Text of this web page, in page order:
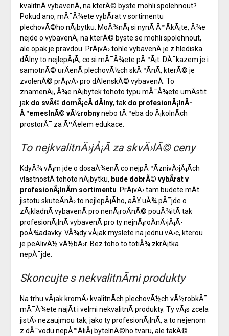
kvalitnÃ­ vybavenÃ­, na kterÃ© byste mohli spolehnout?
Pokud ano, mÅ¯Å¾ete vybÃ­rat v sortimentu
plechovÃ©ho nÃ¡bytku. MoÅ¾nÃ¡ si nynÃ­ Å™Ã­kÃ¡te, Å¾e
nejde o vybavenÃ­, na kterÃ© byste se mohli spolehnout,
ale opak je pravdou. PrÃ¡vÄ› tohle vybavenÃ­ je z hlediska
dÃ­lny to nejlepÅ¡Ã­, co si mÅ¯Å¾ete pÅ™Ã¡t. DÅ¯kazem je i
samotnÃ© urÄenÃ­ plechovÃ½ch skÅ™Ã­nÃ­, kterÃ© je
zvolenÃ© prÃ¡vÄ› pro dÃ­lenskÃ© vybavenÃ­. To
znamenÃ¡, Å¾e nÃ¡bytek tohoto typu mÅ¯Å¾ete umÃ­stit
jak do svÃ© domÃ¡cÃ­ dÃ­lny, tak do profesionÃ¡lnÃ­
Å™emeslnÃ© vÃ½robnynebo tÅ™eba do Å¡kolnÃ­ch
prostorÅ¯ za ÃºÄelem edukace.
To nejkvalitnÄ›jÅ¡Ã­ za skvÄ›lÃ© ceny
KdyÅ¾ vÃ¡m jde o dosaÅ¾enÃ­ co nejpÅ™Ã­znivÄ›jÅ¡Ã­ch
vlastnostÃ­ tohoto nÃ¡bytku, bude dobrÃ© vybÃ­rat v
profesionÃ¡lnÃ­m sortimentu . PrÃ¡vÄ› tam budete mÃ­t
jistotu skuteÄnÄ› to nejlepÅ¡Ã­ho, aÅ¥ uÅ¾ pÅ¯jde o
zÃ¡kladnÃ­ vybavenÃ­ pro nenÃ¡roÄnÃ© pouÅ¾itÃ­ tak
profesionÃ¡lnÃ­ vybavenÃ­ pro ty nejnÃ¡roÄnÄ›jÅ¡Ã­
poÅ¾adavky. VÅ¾dy vÅ¡ak myslete na jednu vÄ›c, kterou
je peÄlivÃ½ vÃ½bÄ›r. Bez toho to totiÅ¾ zkrÃ¡tka
nepÅ¯jde.
Skoncujte s nekvalitnÃ­mi produkty
Na trhu vÅ¡ak kromÄ› kvalitnÃ­ch plechovÃ½ch vÃ½robkÅ¯
mÅ¯Å¾ete najÃ­t i velmi nekvalitnÃ­ produkty. Ty vÃ¡s zcela
jistÄ› nezaujmou tak, jako ty profesionÃ¡lnÃ­, a to nejenom
z dÅ¯vodu nepÅ™Ã­liÅ¡ bytelnÃ©ho tvaru, ale takÃ©